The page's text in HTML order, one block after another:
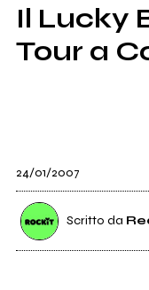
SHOP
RADIO
Il Lucky
Tour a
24/01/2007
Scritto da